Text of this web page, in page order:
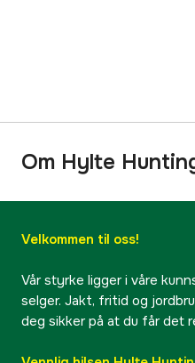
Om Hylte
Velkommen til oss!
Vår styrke ligger i våre
selger. Jakt, fritid og
deg sikker på at du får det